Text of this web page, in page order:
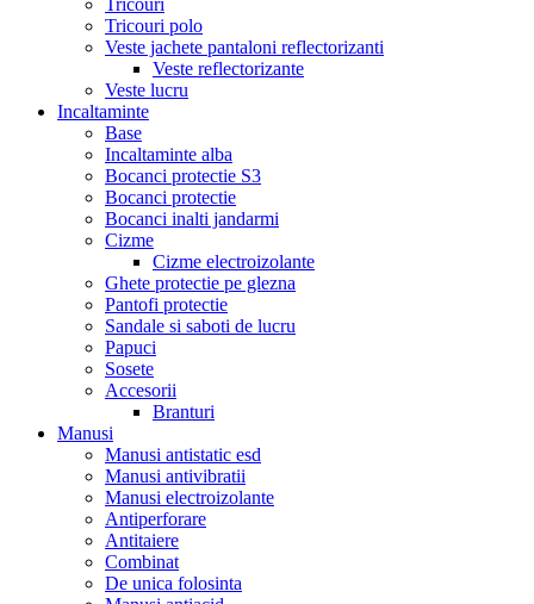
Tricouri
Tricouri polo
Veste jachete pantaloni reflectorizanti
Veste reflectorizante
Veste lucru
Incaltaminte
Base
Incaltaminte alba
Bocanci protectie S3
Bocanci protectie
Bocanci inalti jandarmi
Cizme
Cizme electroizolante
Ghete protectie pe glezna
Pantofi protectie
Sandale si saboti de lucru
Papuci
Sosete
Accesorii
Branturi
Manusi
Manusi antistatic esd
Manusi antivibratii
Manusi electroizolante
Antiperforare
Antitaiere
Combinat
De unica folosinta